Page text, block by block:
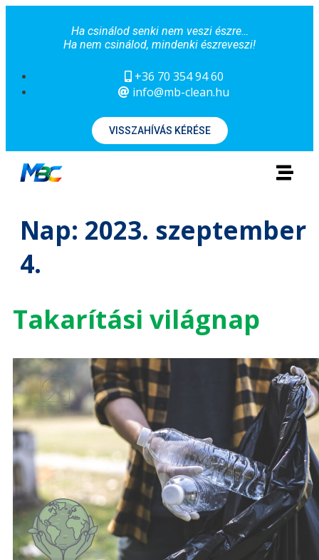
Ha csinálod senki nem veszi észre…
Ha nem csinálod, mindenki észreveszi!
+36 70 354 94 60
info@mb-clean.hu
VISSZAHÍVÁS KÉRÉSE
Nap: 2023. szeptember
4.
Takarítási világnap